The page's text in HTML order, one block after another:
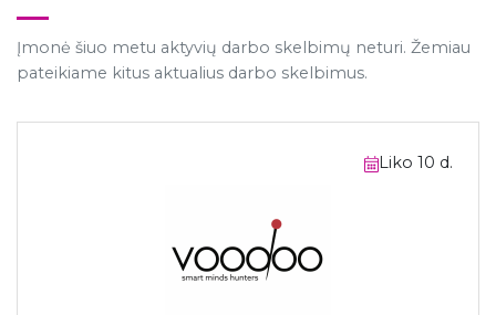
Įmonė šiuo metu aktyvių darbo skelbimų neturi. Žemiau
pateikiame kitus aktualius darbo skelbimus.
Liko 10 d.